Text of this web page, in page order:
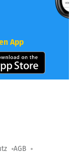
App
AGB